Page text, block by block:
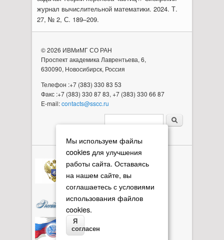
журнал вычислительной математики. 2024. Т.
27, № 2, С. 189–209.
Мы используем файлы
cookies для улучшения
работы сайта. Оставаясь
на нашем сайте, вы
соглашаетесь с условиями
использования файлов
cookies.
Я
согласен
© 2026 ИВМиМГ СО РАН
Проспект академика Лаврентьева, 6,
630090, Новосибирск, Россия
Телефон :+7 (383) 330 83 53
Факс :+7 (383) 330 87 83, +7 (383) 330 66 87
E-mail:contacts@sscc.ru
Форма поиска